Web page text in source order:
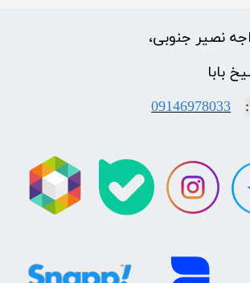
نصیر جنوبی،
بابا
09146978033